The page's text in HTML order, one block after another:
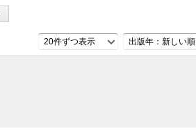
20件ずつ表示 出版年：新しい順